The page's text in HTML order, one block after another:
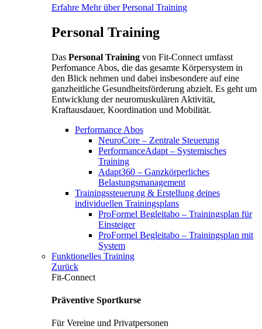
Erfahre Mehr über Personal Training
Personal Training
Das Personal Training von Fit-Connect umfasst
Perfomance Abos, die das gesamte Körpersystem in
den Blick nehmen und dabei insbesondere auf eine
ganzheitliche Gesundheitsförderung abzielt. Es geht um
Entwicklung der neuromuskulären Aktivität,
Kraftausdauer, Koordination und Mobilität.
Performance Abos
NeuroCore – Zentrale Steuerung
PerformanceAdapt – Systemisches
Training
Adapt360 – Ganzkörperliches
Belastungsmanagement
Trainingssteuerung & Erstellung deines
individuellen Trainingsplans
ProFormel Begleitabo – Trainingsplan für
Einsteiger
ProFormel Begleitabo – Trainingsplan mit
System
Funktionelles Training
Zurück
Fit-Connect
Präventive Sportkurse
Für Vereine und Privatpersonen